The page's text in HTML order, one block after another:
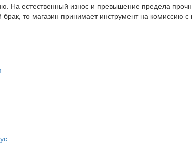
На естественный износ и превышение предела
брак, то магазин принимает инструмент на